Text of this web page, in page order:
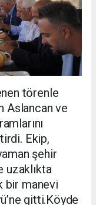
törenle
Aslancan ve
Ekip,
şehir
uzaklıkta
bir manevi
gitti.Köyde